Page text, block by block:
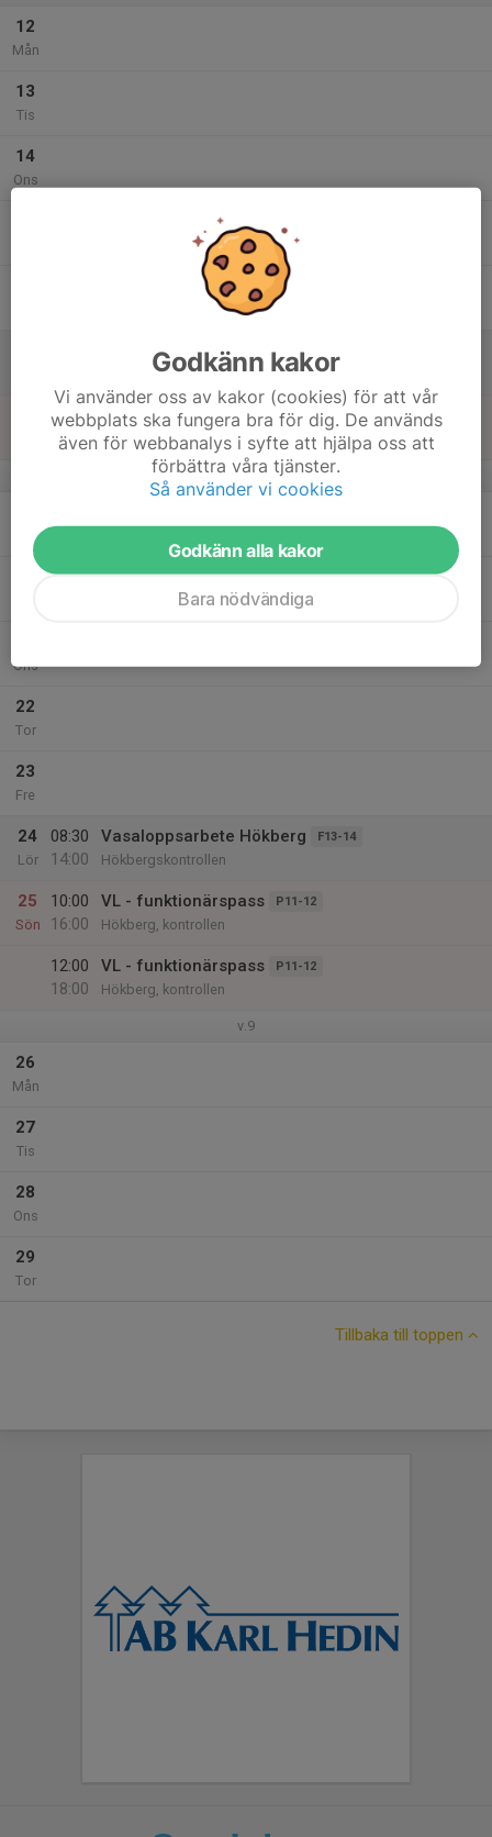
12
Mån
13
Tis
14
Ons
v.8
Mån
Ons
22
Tor
23
Fre
24
Lör
08:30
14:00
Vasaloppsarbete Hökberg F13-14
Hökbergskontrollen
25
Sön
10:00
16:00
VL - funktionärspass P11-12
Hökberg, kontrollen
12:00
18:00
VL - funktionärspass P11-12
Hökberg, kontrollen
v.9
26
Mån
27
Tis
28
Ons
29
Tor
Tillbaka till toppen
Godkänn kakor
Vi använder oss av kakor (cookies) för att vår
webbplats ska fungera bra för dig. De används
även för webbanalys i syfte att hjälpa oss att
förbättra våra tjänster.
Så använder vi cookies
Godkänn alla kakor
Bara nödvändiga